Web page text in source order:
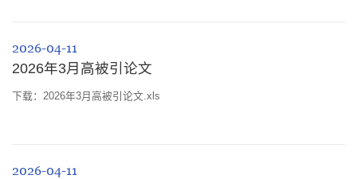
校、科研机构、国家/地区学术水平和影响力的重要评价工具之一。ESI数
据库以学科分门别类（共分22个学科），采集面覆盖全球几万乃至十几万
家不同研究单位的...
2026-04-11
2026年3月高被引论文
下载：2026年3月高被引论文.xls
2026-04-11